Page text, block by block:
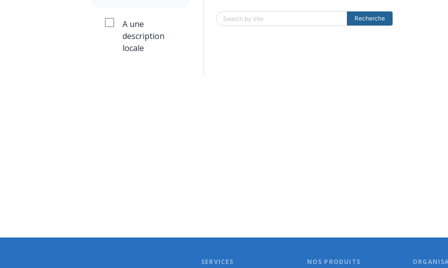
A une
description
locale
Recherche
SERVICES NOS PRODUITS